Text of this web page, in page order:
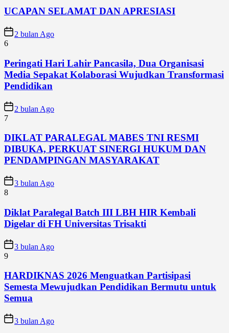
UCAPAN SELAMAT DAN APRESIASI
2 bulan Ago
6
Peringati Hari Lahir Pancasila, Dua Organisasi
Media Sepakat Kolaborasi Wujudkan Transformasi
Pendidikan
2 bulan Ago
7
DIKLAT PARALEGAL MABES TNI RESMI
DIBUKA, PERKUAT SINERGI HUKUM DAN
PENDAMPINGAN MASYARAKAT
3 bulan Ago
8
Diklat Paralegal Batch III LBH HIR Kembali
Digelar di FH Universitas Trisakti
3 bulan Ago
9
HARDIKNAS 2026 Menguatkan Partisipasi
Semesta Mewujudkan Pendidikan Bermutu untuk
Semua
3 bulan Ago